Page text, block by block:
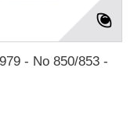
- No 850/853 -